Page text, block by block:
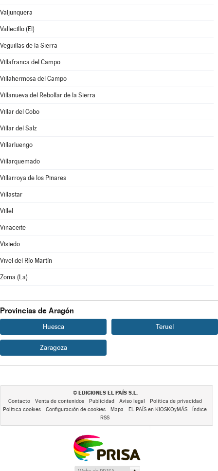
Valjunquera
Vallecillo (El)
Veguillas de la Sierra
Villafranca del Campo
Villahermosa del Campo
Villanueva del Rebollar de la Sierra
Villar del Cobo
Villar del Salz
Villarluengo
Villarquemado
Villarroya de los Pinares
Villastar
Villel
Vinaceite
Visiedo
Vivel del Río Martín
Zoma (La)
Provincias de Aragón
Huesca Teruel
Zaragoza
© EDICIONES EL PAÍS S.L.
Contacto Venta de contenidos Publicidad Aviso legal
Política de privacidad
Política cookies
Configuración de cookies Mapa EL PAÍS en KIOSKOyMÁS
Índice
RSS